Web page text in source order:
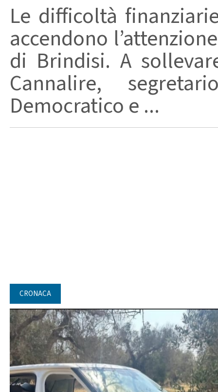
Le difficoltà
accendono
di Brindisi. A
Cannalire,
Democratico e ...
CRONACA